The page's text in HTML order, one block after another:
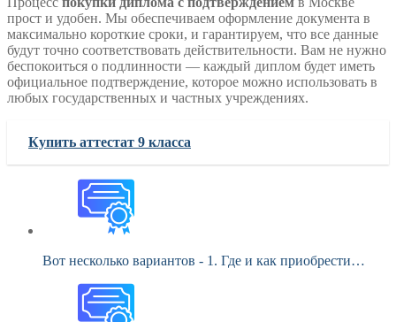
прост и удобен. Мы обеспечиваем оформление документа в
максимально короткие сроки, и гарантируем, что все данные
будут точно соответствовать действительности. Вам не нужно
беспокоиться о подлинности — каждый диплом будет иметь
официальное подтверждение, которое можно использовать в
любых государственных и частных учреждениях.
Купить аттестат 9 класса
Вот несколько вариантов - 1. Где и как приобрести…